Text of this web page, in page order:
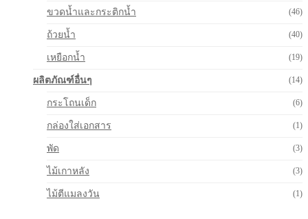
ขวดน้ำและกระติกน้ำ (46)
ถ้วยน้ำ (40)
เหยือกน้ำ (19)
ผลิตภัณฑ์อื่นๆ (14)
กระโถนเด็ก (6)
กล่องใส่เอกสาร (1)
พัด (3)
ไม้เกาหลัง (3)
ไม้ตีแมลงวัน (1)